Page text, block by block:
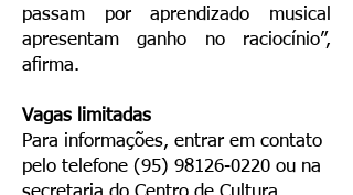
passam por aprendizado musical
apresentam ganho no raciocínio”,
afirma.
Vagas limitadas
Para informações, entrar em contato
pelo telefone (95) 98126-0220 ou na